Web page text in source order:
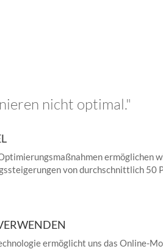
nicht optimal."
ermöglichen
von durchschnittlich 50
ermöglicht uns das Online-